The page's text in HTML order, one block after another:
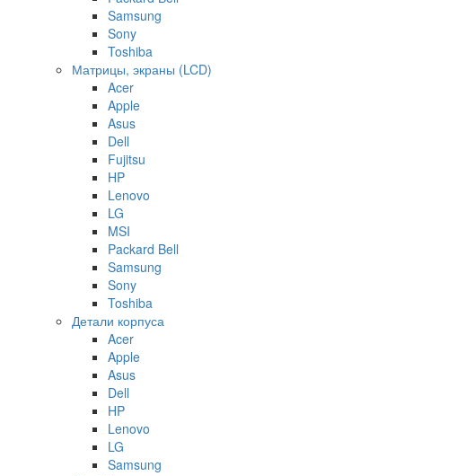
Samsung
Sony
Toshiba
Матрицы, экраны (LCD)
Acer
Apple
Asus
Dell
Fujitsu
HP
Lenovo
LG
MSI
Packard Bell
Samsung
Sony
Toshiba
Детали корпуса
Acer
Apple
Asus
Dell
HP
Lenovo
LG
Samsung